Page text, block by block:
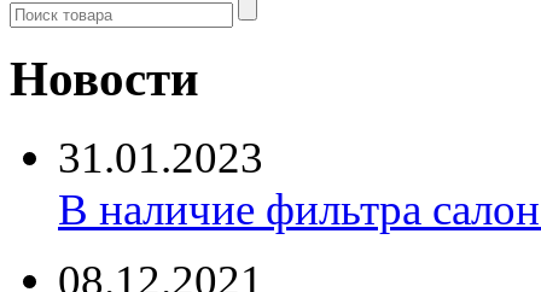
Новости
31.01.2023
В наличие фильтра
08.12.2021